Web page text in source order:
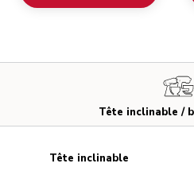
Tête inclinable /
Tête inclinable